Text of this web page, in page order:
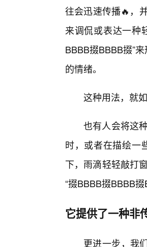
往会迅速传播🔥，
来调侃或表达一种
BBBB掇BBBB掇”
的情绪。
这种用法，就
也有人会将这
时，或者在描绘一
下，雨滴轻轻敲打
“掇BBBB掇BBBB
它提供了一种非
更进一步，我